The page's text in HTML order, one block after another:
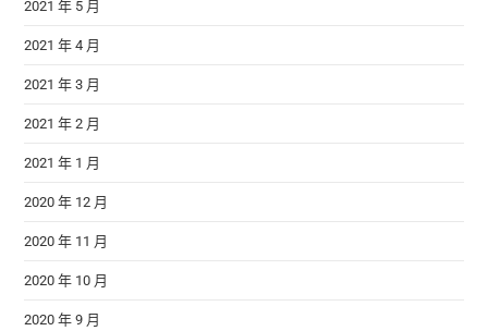
2021 年 5 月
2021 年 4 月
2021 年 3 月
2021 年 2 月
2021 年 1 月
2020 年 12 月
2020 年 11 月
2020 年 10 月
2020 年 9 月